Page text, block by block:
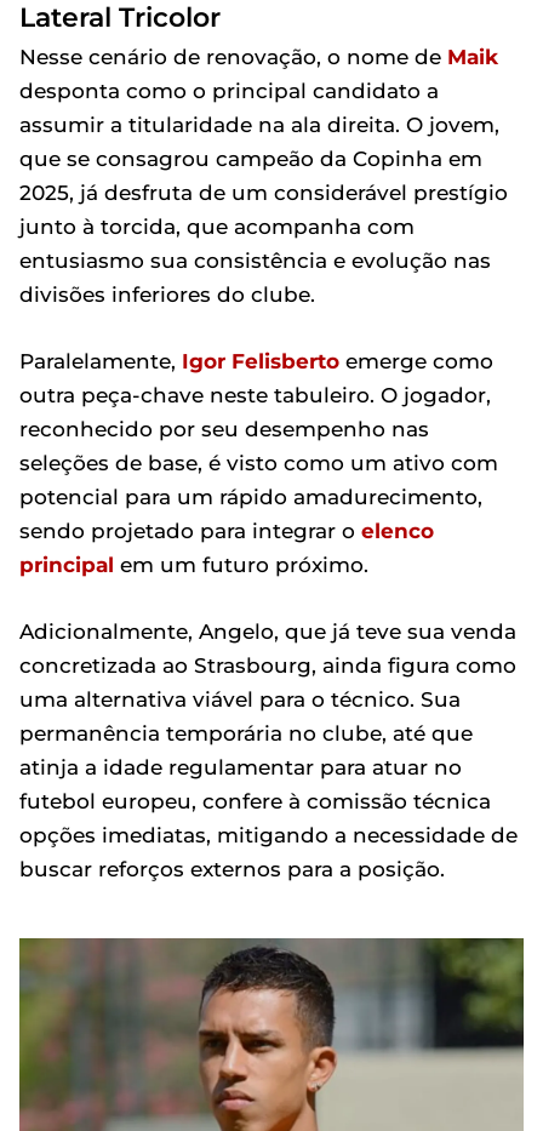
Lateral Tricolor
Nesse cenário de renovação, o nome de Maik
desponta como o principal candidato a
assumir a titularidade na ala direita. O jovem,
que se consagrou campeão da Copinha em
2025, já desfruta de um considerável prestígio
junto à torcida, que acompanha com
entusiasmo sua consistência e evolução nas
divisões inferiores do clube.
Paralelamente, Igor Felisberto emerge como
outra peça-chave neste tabuleiro. O jogador,
reconhecido por seu desempenho nas
seleções de base, é visto como um ativo com
potencial para um rápido amadurecimento,
sendo projetado para integrar o elenco
principal em um futuro próximo.
Adicionalmente, Angelo, que já teve sua venda
concretizada ao Strasbourg, ainda figura como
uma alternativa viável para o técnico. Sua
permanência temporária no clube, até que
atinja a idade regulamentar para atuar no
futebol europeu, confere à comissão técnica
opções imediatas, mitigando a necessidade de
buscar reforços externos para a posição.